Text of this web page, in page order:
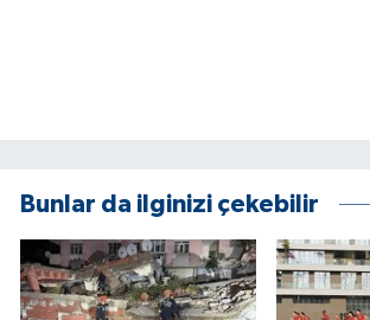
Bunlar da ilginizi çekebilir
TEKNOLOJİ
Turizm